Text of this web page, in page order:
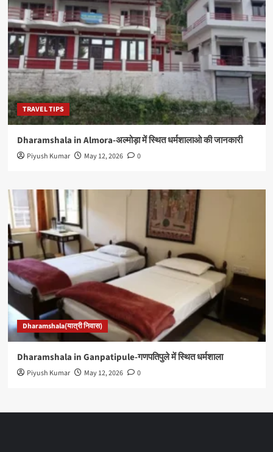
TRAVEL TIPS
Dharamshala in Almora-अल्मोड़ा में स्थित धर्मशालाओ की जानकारी
Piyush Kumar May 12, 2026 0
Dharamshala(यात्री निवास)
Dharamshala in Ganpatipule-गणपतिपुले में स्थित धर्मशाला
Piyush Kumar May 12, 2026 0